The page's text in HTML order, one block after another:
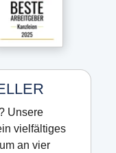
Unsere
vielfältiges
an vier